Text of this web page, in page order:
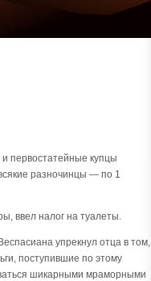
первостатейные купцы
разночинцы — по 1
ввел налог на туалеты.
упрекнул отца в том,
поступившие по этому
шикарными мраморными